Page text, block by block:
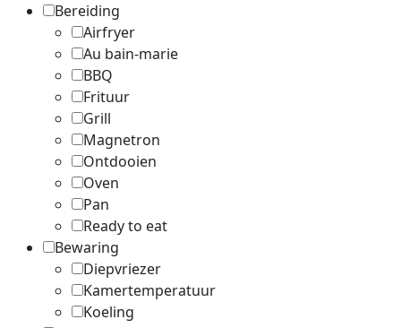
Bereiding
Airfryer
Au bain-marie
BBQ
Frituur
Grill
Magnetron
Ontdooien
Oven
Pan
Ready to eat
Bewaring
Diepvriezer
Kamertemperatuur
Koeling